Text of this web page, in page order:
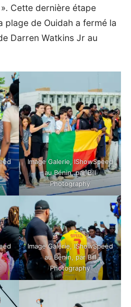
». Cette dernière étape
plage de Ouidah a fermé la
Darren Watkins Jr au
Image Galerie, IShowSpeed
au Bénin, par Bill
Photography
Image Galerie, IShowSpeed
au Bénin, par Bill
Photography